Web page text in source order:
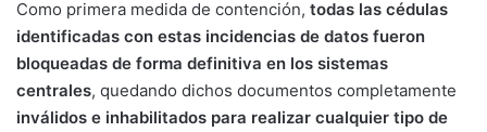
Como primera medida de contención, todas las cédulas
identificadas con estas incidencias de datos fueron
bloqueadas de forma definitiva en los sistemas
centrales, quedando dichos documentos completamente
inválidos e inhabilitados para realizar cualquier tipo de